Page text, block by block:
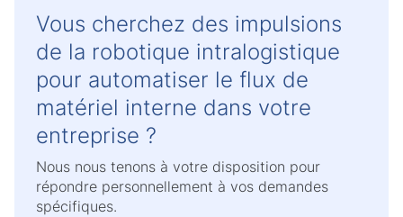
Vous cherchez des impulsions
de la robotique intralogistique
pour automatiser le flux de
matériel interne dans votre
entreprise ?
Nous nous tenons à votre disposition pour
répondre personnellement à vos demandes
spécifiques.